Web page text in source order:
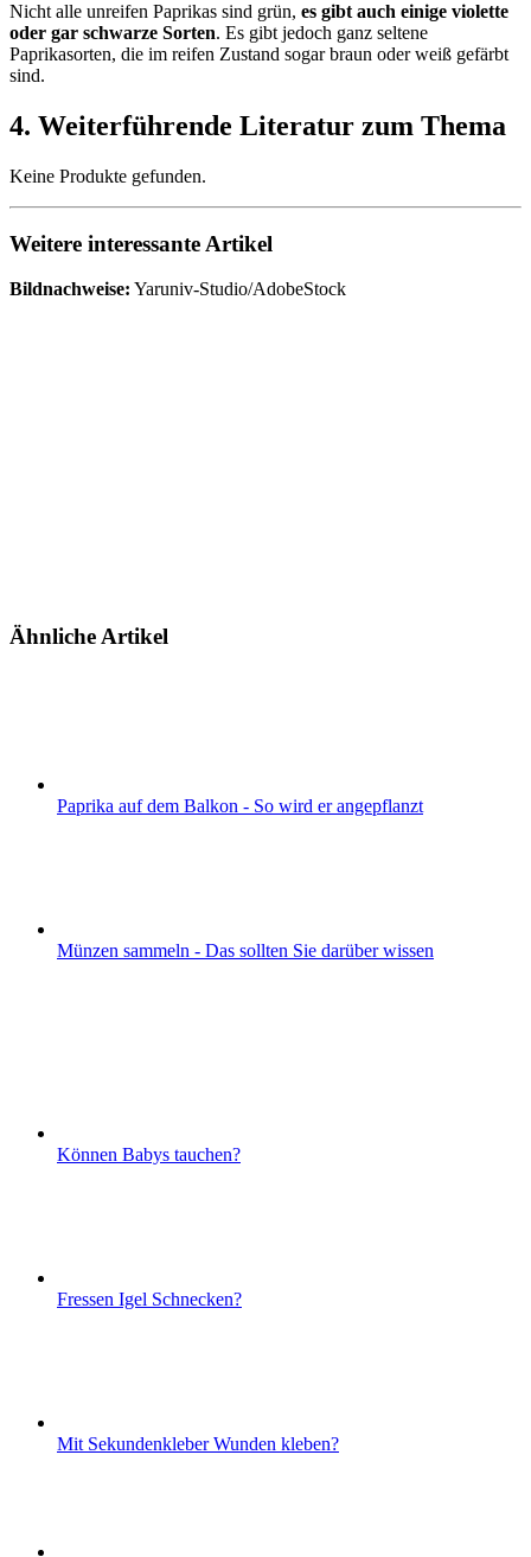
Nicht alle unreifen Paprikas sind grün, es gibt auch einige violette
oder gar schwarze Sorten. Es gibt jedoch ganz seltene
Paprikasorten, die im reifen Zustand sogar braun oder weiß gefärbt
sind.
4. Weiterführende Literatur zum Thema
Keine Produkte gefunden.
Weitere interessante Artikel
Bildnachweise: Yaruniv-Studio/AdobeStock
Ähnliche Artikel
Paprika auf dem Balkon - So wird er angepflanzt
Münzen sammeln - Das sollten Sie darüber wissen
Können Babys tauchen?
Fressen Igel Schnecken?
Mit Sekundenkleber Wunden kleben?